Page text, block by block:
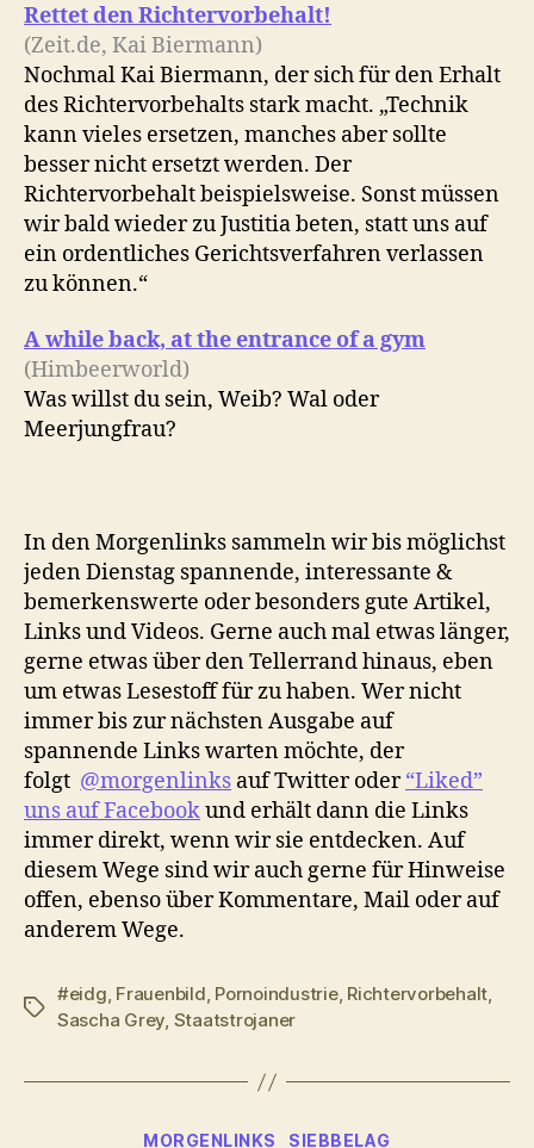
Rettet den Richtervorbehalt!
(Zeit.de, Kai Biermann)
Nochmal Kai Biermann, der sich für den Erhalt
des Richtervorbehalts stark macht. „Technik
kann vieles ersetzen, manches aber sollte
besser nicht ersetzt werden. Der
Richtervorbehalt beispielsweise. Sonst müssen
wir bald wieder zu Justitia beten, statt uns auf
ein ordentliches Gerichtsverfahren verlassen
zu können.“
A while back, at the entrance of a gym
(Himbeerworld)
Was willst du sein, Weib? Wal oder
Meerjungfrau?
In den Morgenlinks sammeln wir bis möglichst
jeden Dienstag spannende, interessante &
bemerkenswerte oder besonders gute Artikel,
Links und Videos. Gerne auch mal etwas länger,
gerne etwas über den Tellerrand hinaus, eben
um etwas Lesestoff für zu haben. Wer nicht
immer bis zur nächsten Ausgabe auf
spannende Links warten möchte, der
folgt @morgenlinks auf Twitter oder“Liked”
uns auf Facebookund erhält dann die Links
immer direkt, wenn wir sie entdecken. Auf
diesem Wege sind wir auch gerne für Hinweise
offen, ebenso über Kommentare, Mail oder auf
anderem Wege.
Schlagwörter
#eidg, Frauenbild, Pornoindustrie, Richtervorbehalt,
Sascha Grey, Staatstrojaner
Kategorien
MORGENLINKS SIEBBELAG